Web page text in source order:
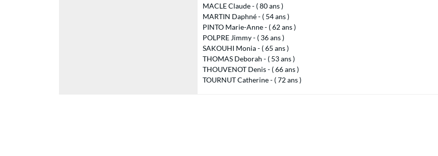
MACLE Claude - ( 80 ans )
MARTIN Daphné - ( 54 ans )
PINTO Marie-Anne - ( 62 ans )
POLPRE Jimmy - ( 36 ans )
SAKOUHI Monia - ( 65 ans )
THOMAS Deborah - ( 53 ans )
THOUVENOT Denis - ( 66 ans )
TOURNUT Catherine - ( 72 ans )